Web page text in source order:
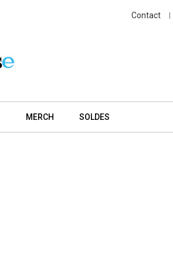
Contact
MERCH SOLDES